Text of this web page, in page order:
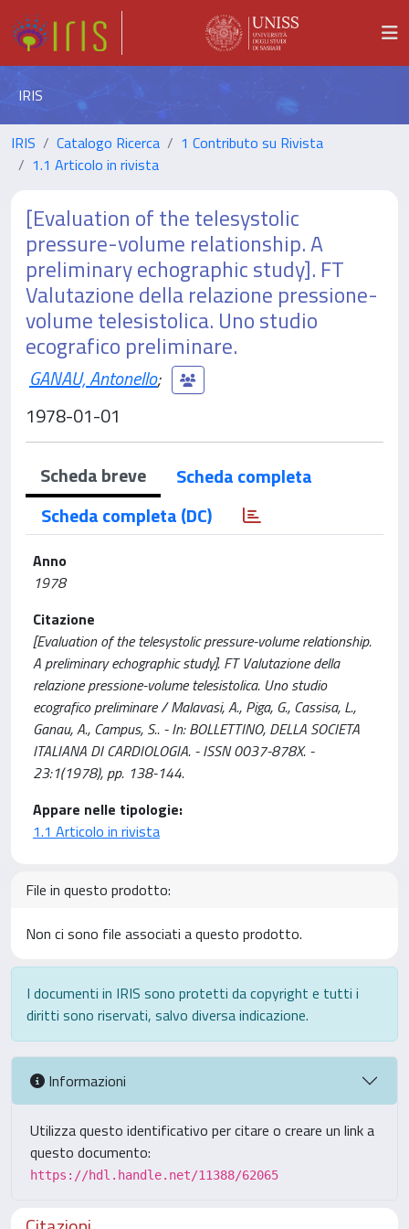
IRIS
IRIS Catalogo Ricerca
1 Contributo su Rivista
1.1 Articolo in rivista
[Evaluation of the telesystolic
pressure-volume relationship. A
preliminary echographic study]. FT
Valutazione della relazione pressione-
volume telesistolica. Uno studio
ecografico preliminare.
GANAU, Antonello;
1978-01-01
Scheda breve
Scheda completa
Scheda completa (DC)
Anno
1978
Citazione
[Evaluation of the telesystolic pressure-volume relationship.
A preliminary echographic study]. FT Valutazione della
relazione pressione-volume telesistolica. Uno studio
ecografico preliminare / Malavasi, A., Piga, G., Cassisa, L.,
Ganau, A., Campus, S.. - In: BOLLETTINO, DELLA SOCIETA
ITALIANA DI CARDIOLOGIA. - ISSN 0037-878X. -
23:1(1978), pp. 138-144.
Appare nelle tipologie:
1.1 Articolo in rivista
File in questo prodotto:
Non ci sono file associati a questo prodotto.
I documenti in IRIS sono protetti da copyright e tutti i
diritti sono riservati, salvo diversa indicazione.
Informazioni
Utilizza questo identificativo per citare o creare un link a
questo documento:
https://hdl.handle.net/11388/62065